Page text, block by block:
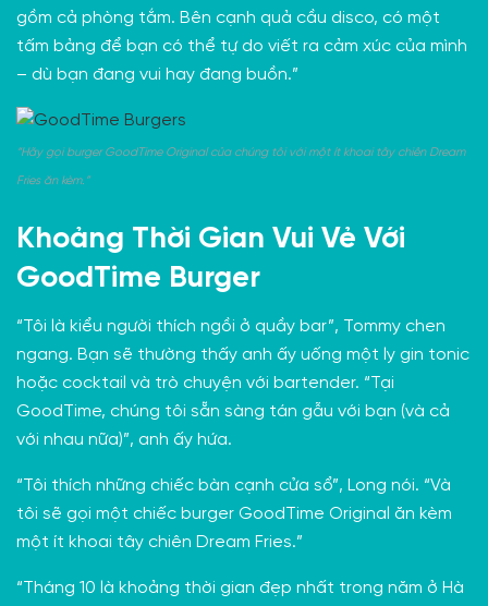
gồm cả phòng tắm. Bên cạnh quả cầu disco, có một
tấm bảng để bạn có thể tự do viết ra cảm xúc của mình
– dù bạn đang vui hay đang buồn.”
“Hãy gọi burger GoodTime Original của chúng tôi với một ít khoai tây chiên Dream
Fries ăn kèm.”
Khoảng Thời Gian Vui Vẻ Với
GoodTime Burger
“Tôi là kiểu người thích ngồi ở quầy bar”, Tommy chen
ngang. Bạn sẽ thường thấy anh ấy uống một ly gin tonic
hoặc cocktail và trò chuyện với bartender. “Tại
GoodTime, chúng tôi sẵn sàng tán gẫu với bạn (và cả
với nhau nữa)”, anh ấy hứa.
“Tôi thích những chiếc bàn cạnh cửa sổ”, Long nói. “Và
tôi sẽ gọi một chiếc burger GoodTime Original ăn kèm
một ít khoai tây chiên Dream Fries.”
“Tháng 10 là khoảng thời gian đẹp nhất trong năm ở Hà